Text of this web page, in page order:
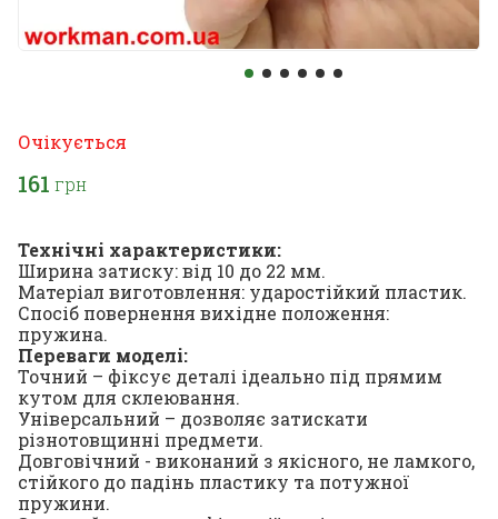
Очікується
161 грн
Технічні характеристики:
Ширина затиску: від 10 до 22 мм.
Матеріал виготовлення: ударостійкий пластик.
Спосіб повернення вихідне положення:
пружина.
Переваги моделі:
Точний – фіксує деталі ідеально під прямим
кутом для склеювання.
Універсальний – дозволяє затискати
різнотовщинні предмети.
Довговічний - виконаний з якісного, не ламкого,
стійкого до падінь пластику та потужної
пружини.